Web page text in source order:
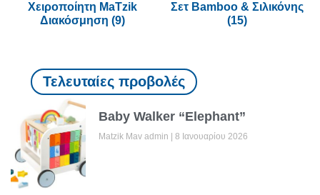
Χειροποίητη MaTzik
Διακόσμηση(9)
Σετ Bamboo & Σιλικόνης
(15)
Τελευταίες προβολές
Baby Walker “Elephant”
Matzik Mav admin 8 Ιανουαρίου 2026